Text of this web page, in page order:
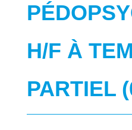
H/F À
PARTIEL